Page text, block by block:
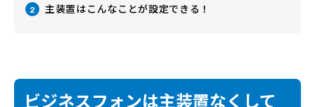
2 主装置はこんなことが設定できる！
ビジネスフォンは主装置なくして